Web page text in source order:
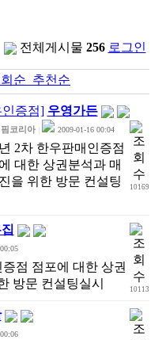
전체게시물 256 로그인
순 추천순
증점] 우영가든
핌코리아 2009-01-16 00:04
2차 한우판매인증점
대한 상권분석과 매
을 위한 방문 컨설팅
10169
점 점포에 대한 상권
방문 컨설팅실시
10113